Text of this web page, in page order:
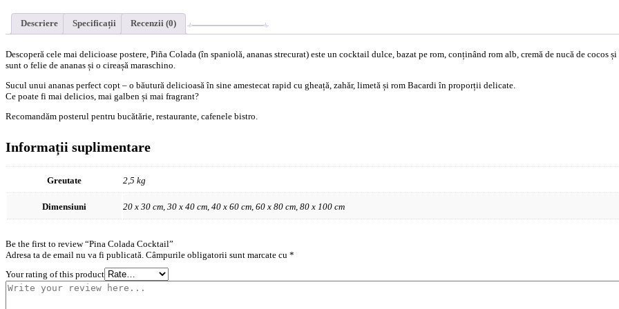
Descriere Specificații Recenzii (0)
Descoperă cele mai delicioase postere, Piña Colada (în spaniolă, ananas strecurat) este un cocktail dulce, bazat pe rom, conținând rom alb, cremă de nucă de cocos
sunt o felie de ananas și o cireașă maraschino.
Sucul unui ananas perfect copt – o băutură delicioasă în sine amestecat rapid cu gheață, zahăr, limetă și rom Bacardi în proporții delicate.
Ce poate fi mai delicios, mai galben și mai fragrant?
Recomandăm posterul pentru bucătărie, restaurante, cafenele bistro.
Informații suplimentare
Greutate 2,5 kg
Dimensiuni 20 x 30 cm, 30 x 40 cm, 40 x 60 cm, 60 x 80 cm, 80 x 100 cm
Be the first to review “Pina Colada Cocktail”
Adresa ta de email nu va fi publicată. Câmpurile obligatorii sunt marcate cu *
Your rating of this product